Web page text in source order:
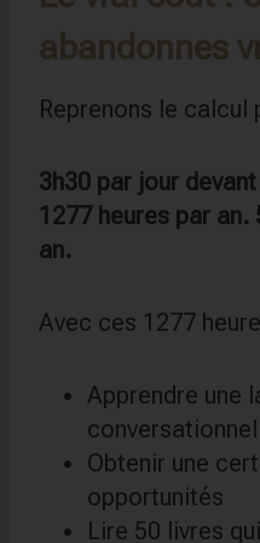
abandonnes
Reprenons le calcul
3h30 par jour
1277 heures par
an.
Avec ces 1277
Apprendre une
conversationnel
Obtenir une
opportunités
Lire 50 livres